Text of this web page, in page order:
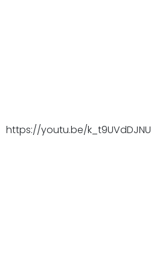
https://youtu.be/k_t9UVdDJNU